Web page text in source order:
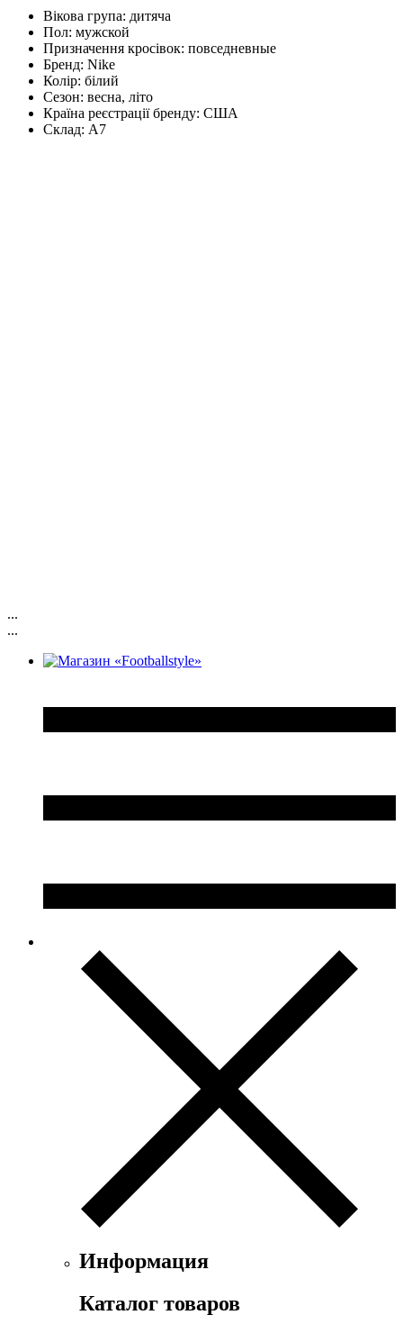
Вікова група: дитяча
Пол: мужской
Призначення кросівок: повседневные
Бренд: Nike
Колір: білий
Сезон: весна, літо
Країна реєстрації бренду: США
Склад: А7
...
...
Информация
Каталог товаров